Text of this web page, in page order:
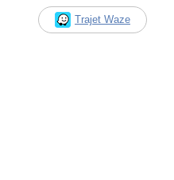
Trajet Waze